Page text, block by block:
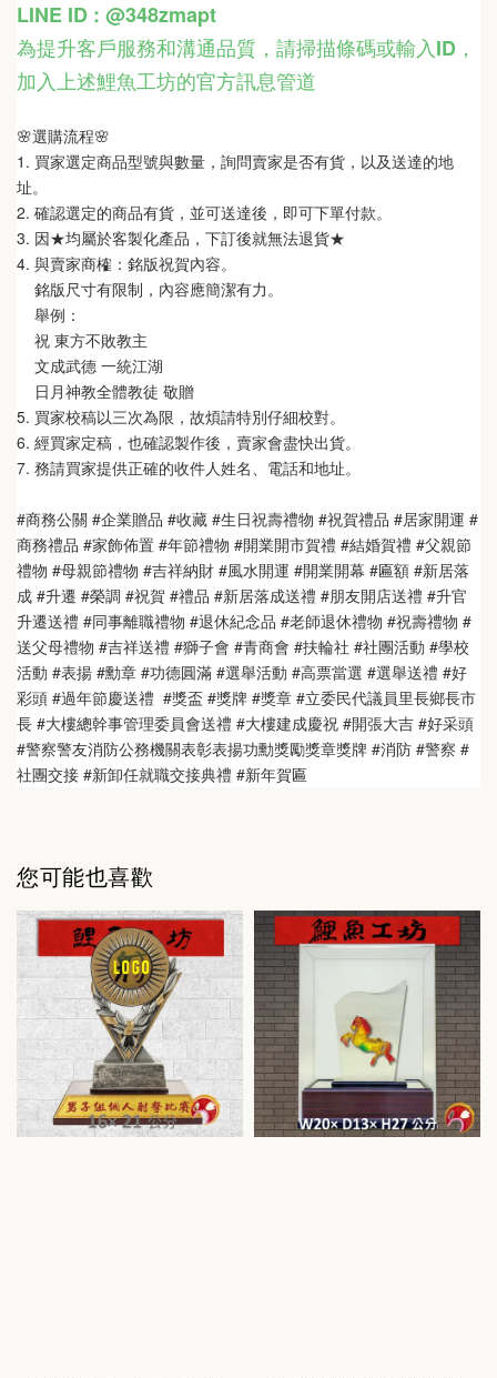
LINE ID : @348zmapt
為提升客戶服務和溝通品質，請掃描條碼或輸入ID ，
加入上述鯉魚工坊的官方訊息管道
🌸選購流程🌸
1. 買家選定商品型號與數量，詢問賣家是否有貨，以及送達的地
址。
2. 確認選定的商品有貨，並可送達後，即可下單付款。
3. 因★均屬於客製化產品，下訂後就無法退貨★
4. 與賣家商榷：銘版祝賀內容。
銘版尺寸有限制，內容應簡潔有力。
舉例：
祝 東方不敗教主
文成武德 一統江湖
日月神教全體教徒 敬贈
5. 買家校稿以三次為限，故煩請特別仔細校對。
6. 經買家定稿，也確認製作後，賣家會盡快出貨。
7. 務請買家提供正確的收件人姓名、電話和地址。
#商務公關 #企業贈品 #收藏 #生日祝壽禮物 #祝賀禮品 #居家開運 #
商務禮品 #家飾佈置 #年節禮物 #開業開市賀禮 #結婚賀禮 #父親節
禮物 #母親節禮物 #吉祥納財 #風水開運 #開業開幕 #匾額 #新居落
成 #升遷 #榮調 #祝賀 #禮品 #新居落成送禮 #朋友開店送禮 #升官
升遷送禮 #同事離職禮物 #退休紀念品 #老師退休禮物 #祝壽禮物 #
送父母禮物 #吉祥送禮 #獅子會 #青商會 #扶輪社 #社團活動 #學校
活動 #表揚 #勳章 #功德圓滿 #選舉活動 #高票當選 #選舉送禮 #好
彩頭 #過年節慶送禮  #獎盃 #獎牌 #獎章 #立委民代議員里長鄉長市
長 #大樓總幹事管理委員會送禮 #大樓建成慶祝 #開張大吉 #好采頭
#警察警友消防公務機關表彰表揚功勳獎勵獎章獎牌 #消防 #警察 #
社團交接 #新卸任就職交接典禮 #新年賀匾
您可能也喜歡